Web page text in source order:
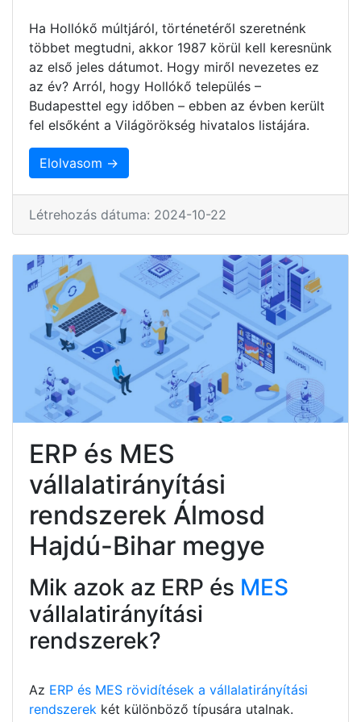
Ha Hollókő múltjáról, történetéről szeretnénk
többet megtudni, akkor 1987 körül kell keresnünk
az első jeles dátumot. Hogy miről nevezetes ez
az év? Arról, hogy Hollókő település –
Budapesttel egy időben – ebben az évben került
fel elsőként a Világörökség hivatalos listájára.
Elolvasom →
Létrehozás dátuma: 2024-10-22
ERP és MES
vállalatirányítási
rendszerek Álmosd
Hajdú-Bihar megye
Mik azok az ERP és MES
vállalatirányítási
rendszerek?
Az ERP és MES rövidítések a vállalatirányítási
rendszerek két különböző típusára utalnak.